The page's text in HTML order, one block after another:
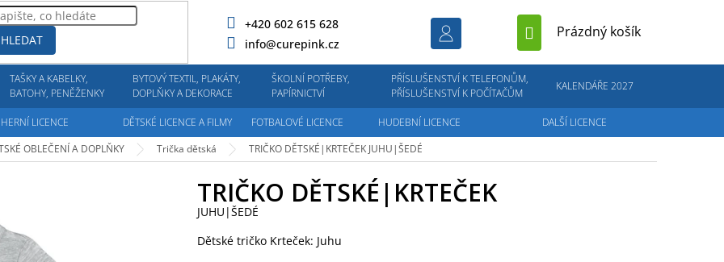
HLEDAT
+420 602 615 628
info@curepink.cz
NÁKUPNÍ
Prázdný košík
TAŠKY A KABELKY,
BATOHY, PENĚŽENKY
BYTOVÝ TEXTIL, PLAKÁTY,
DOPLŇKY A DEKORACE
ŠKOLNÍ POTŘEBY,
PAPÍRNICTVÍ
PŘÍSLUŠENSTVÍ K TELEFONŮM,
PŘÍSLUŠENSTVÍ K POČÍTAČŮM
KALENDÁŘE 2027
HERNÍ LICENCE DĚTSKÉ LICENCE A FILMY FOTBALOVÉ LICENCE HUDEBNÍ LICENCE
DALŠÍ LICENCE
OBLEČENÍ A DOPLŇKY
Trička dětská TRIČKO DĚTSKÉ|KRTEČEK JUHU|ŠEDÉ
TRIČKO DĚTSKÉ|KRTEČEK
JUHU|ŠEDÉ
Dětské tričko Krteček: Juhu